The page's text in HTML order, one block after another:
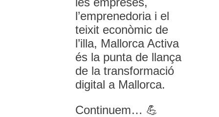
l’emprenedoria i el
teixit econòmic de
l’illa, Mallorca Activa
és la punta de llança
de la transformació
digital a Mallorca.
Continuem… 💪